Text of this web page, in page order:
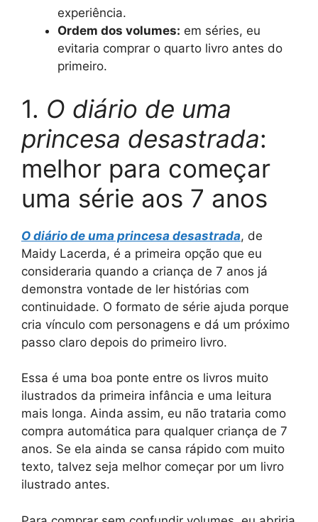
experiência.
Ordem dos volumes: em séries, eu
evitaria comprar o quarto livro antes do
primeiro.
1. O diário de uma
princesa desastrada:
melhor para começar
uma série aos 7 anos
O diário de uma princesa desastrada, de
Maidy Lacerda, é a primeira opção que eu
consideraria quando a criança de 7 anos já
demonstra vontade de ler histórias com
continuidade. O formato de série ajuda porque
cria vínculo com personagens e dá um próximo
passo claro depois do primeiro livro.
Essa é uma boa ponte entre os livros muito
ilustrados da primeira infância e uma leitura
mais longa. Ainda assim, eu não trataria como
compra automática para qualquer criança de 7
anos. Se ela ainda se cansa rápido com muito
texto, talvez seja melhor começar por um livro
ilustrado antes.